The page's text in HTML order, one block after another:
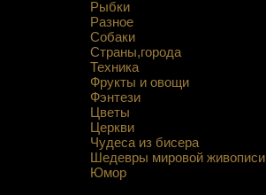
Рыбки
Разное
Собаки
Страны,города
Техника
Фрукты и овощи
Фэнтези
Цветы
Церкви
Чудеса из бисера
Шедевры мировой живописи
Юмор